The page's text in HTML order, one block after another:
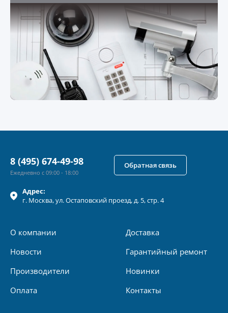
Адрес:
г. Москва, ул.Остаповский проезд, д. 5, стр. 4
О компании
Новости
Производители
Оплата
Доставка
Гарантийный ремонт
Новинки
Контакты
8 (495) 674-49-98
Ежедневно с 09:00 - 18:00
Обратная связь